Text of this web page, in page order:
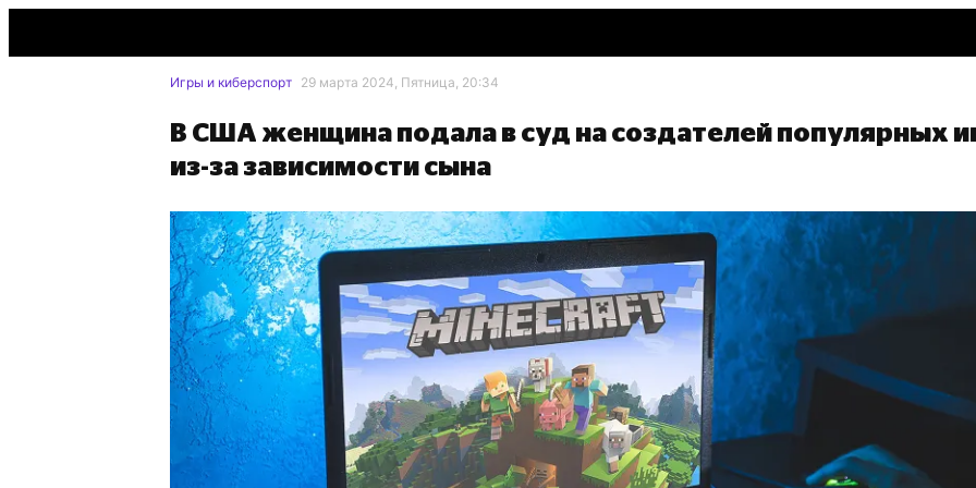
Игры и киберспорт 29 марта 2024, Пятница, 20:34
В США женщина подала в суд на создателей популярных
из-за зависимости сына